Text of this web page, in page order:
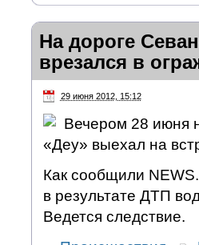
На дороге
врезался в
29 июня 2012, 15:12
Вечером 28 июня
«Деу» выехал на
Как сообщили
в результате ДТП
Ведется следствие.